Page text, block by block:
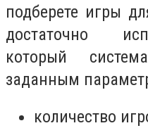
подберете игры
достаточно
который
заданным
количество